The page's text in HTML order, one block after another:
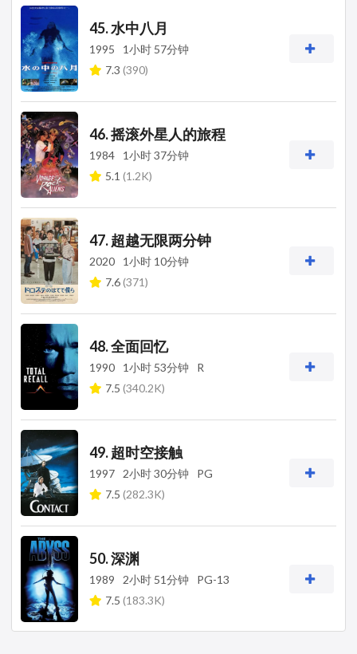
45. 水中八月
1995
1小时 57分钟
7.3 (390)
46. 摇滚外星人的旅程
1984
1小时 37分钟
5.1 (1.2K)
47. 超越无限两分钟
2020
1小时 10分钟
7.6(371)
48. 全面回忆
1990 1小时 53分钟
R
7.5 (340.2K)
49. 超时空接触
1997 2小时 30分钟
PG
7.5 (282.3K)
50. 深渊
1989 2小时 51分钟
PG-13
7.5 (183.3K)